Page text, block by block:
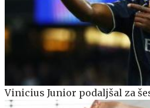
Vinicius Junior podaljšal za